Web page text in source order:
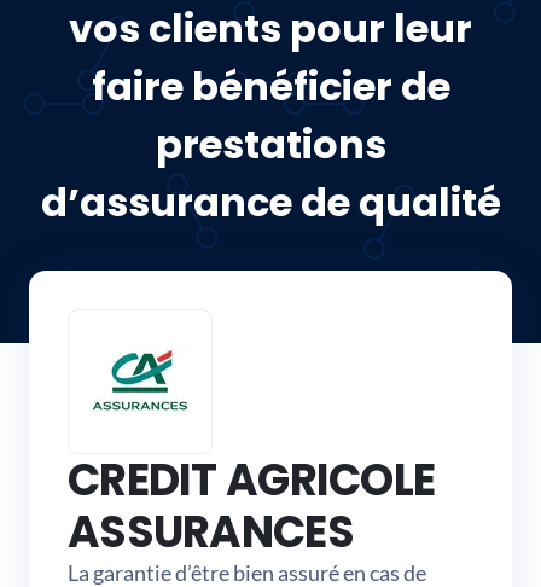
vos clients pour leur
faire bénéficier de
prestations
d’assurance de qualité
CREDIT AGRICOLE
ASSURANCES
La garantie d’être bien assuré en cas de